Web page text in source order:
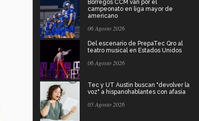
Borregos CCM van por el
campeonato en liga mayor de
americano
06 Agosto 2026
Del escenario de PrepaTec Qro al
teatro musical en Estados Unidos
06 Agosto 2026
Tec y UT Austin buscan "devolver la
voz" a hispanohablantes con afasia
05 Agosto 2026